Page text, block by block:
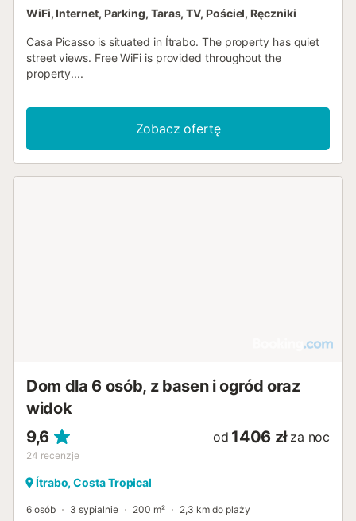
WiFi, Internet, Parking, Taras, TV, Pościel, Ręczniki
Casa Picasso is situated in Ítrabo. The property has quiet
street views. Free WiFi is provided throughout the
property....
Zobacz ofertę
Dom dla 6 osób, z basen i ogród oraz
widok
9,6
24 recenzje
od 1406 zł za noc
Ítrabo, Costa Tropical
6 osób 3 sypialnie 200 m² 2,3 km do plaży